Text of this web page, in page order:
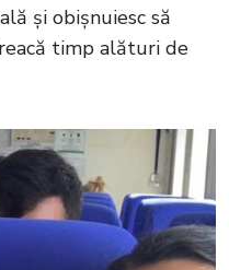
și obișnuiesc să
timp alături de